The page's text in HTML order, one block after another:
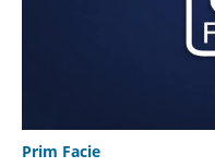
Prim Facie